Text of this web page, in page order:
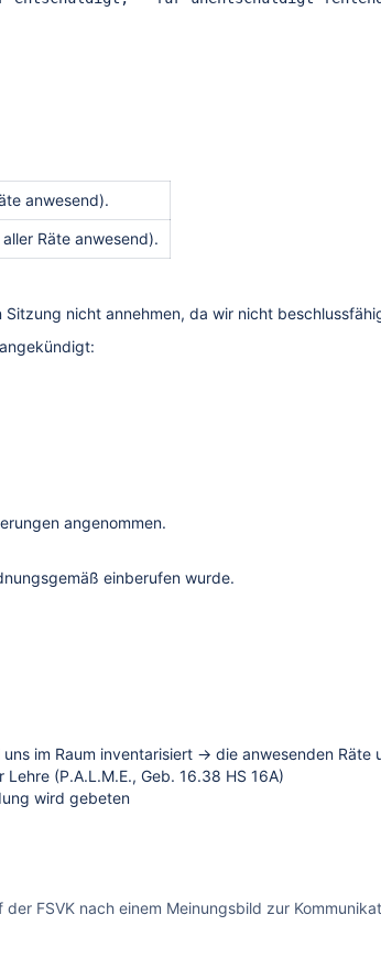
anwesend).
Räte anwesend).
nicht annehmen, da wir nicht
angenommen.
einberufen wurde.
im Raum inventarisiert → die anwesenden Räte
(P.A.L.M.E., Geb. 16.38 HS 16A)
wird gebeten
FSVK nach einem Meinungsbild zur